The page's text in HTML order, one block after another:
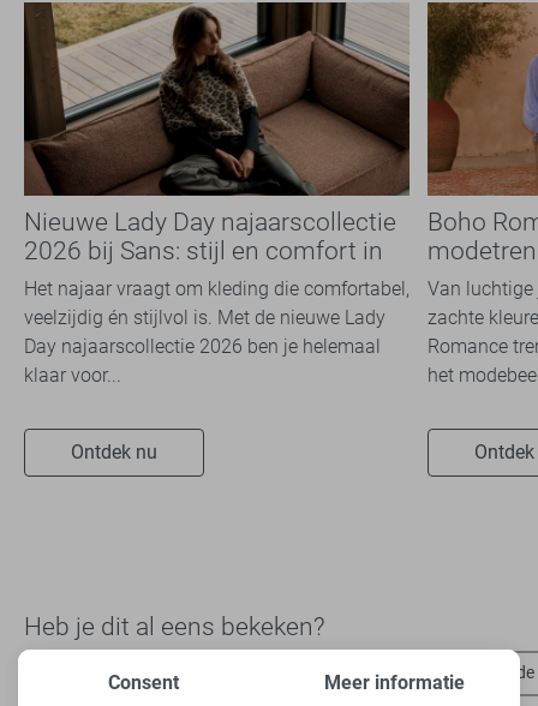
Nieuwe Lady Day najaarscollectie
2026 bij Sans: stijl en comfort in
travelkwaliteit
Het najaar vraagt om kleding die comfortabel,
veelzijdig én stijlvol is. Met de nieuwe Lady
Day najaarscollectie 2026 ben je helemaal
klaar voor...
Ontdek nu
Boho
overal
Van luchtige
zachte
Romance
het
Heb je dit al eens bekeken?
Harper & Yve broeken Harper & Yve t-shirts Jacqueline
Consent Meer informatie